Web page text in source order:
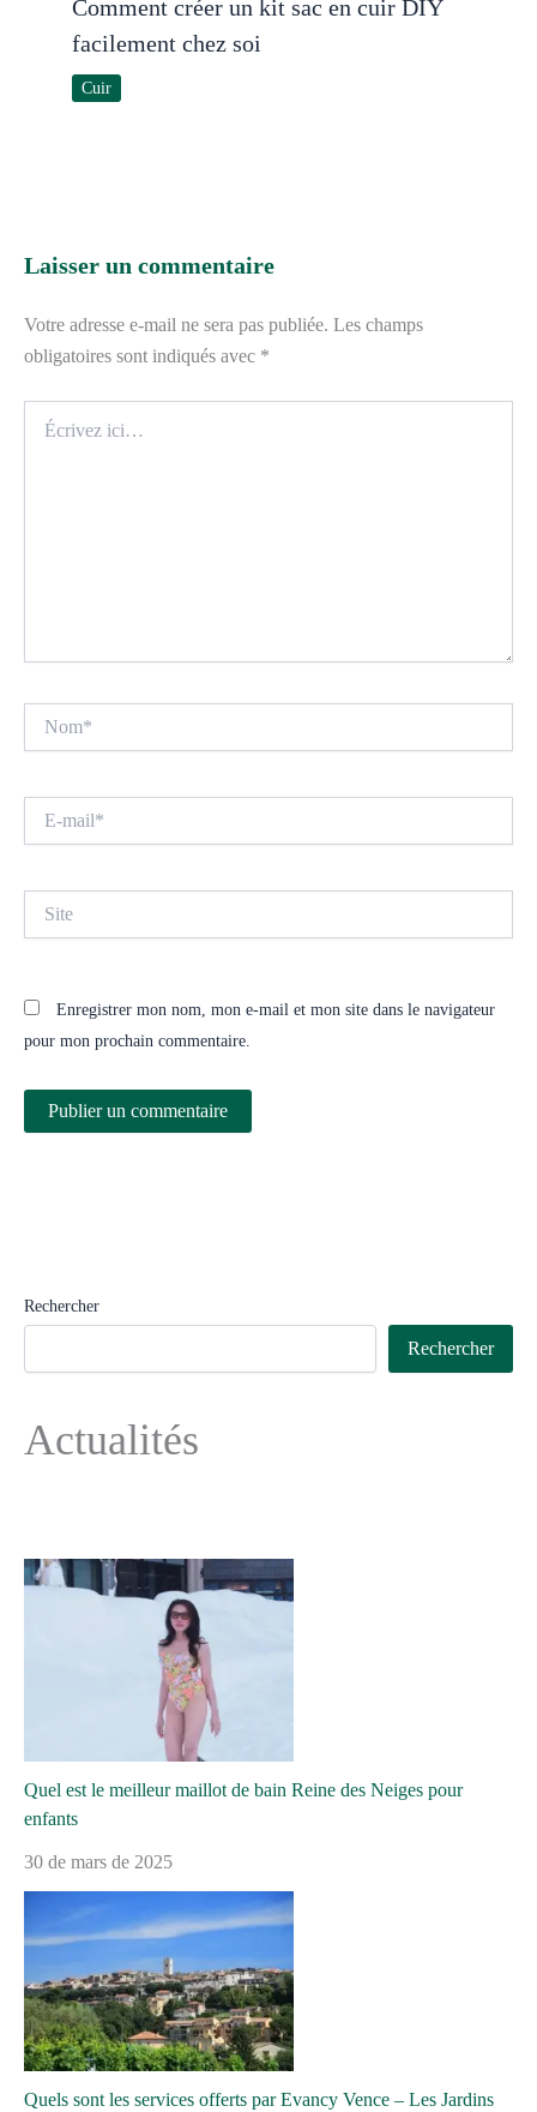
Comment créer un kit sac en cuir DIY
facilement chez soi
Cuir
Laisser un commentaire
Votre adresse e-mail ne sera pas publiée. Les champs
obligatoires sont indiqués avec *
ici…
mail*
Enregistrer mon nom, mon e-mail et mon site dans le navigateur
pour mon prochain commentaire.
Rechercher
Rechercher
Actualités
Quel est le meilleur maillot de bain Reine des Neiges pour
enfants
30 de mars de 2025
Quels sont les services offerts par Evancy Vence – Les Jardins